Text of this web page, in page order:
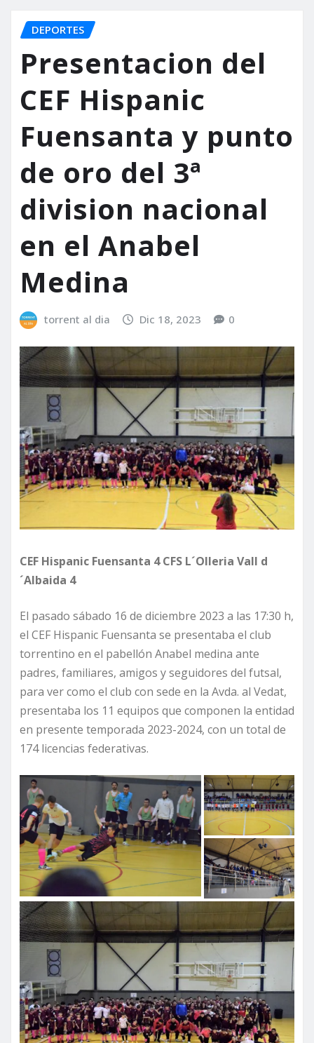
DEPORTES
Presentacion del
CEF Hispanic
Fuensanta y punto
de oro del 3ª
division nacional
en el Anabel
Medina
torrent al dia Dic 18, 2023 0
CEF Hispanic Fuensanta 4 CFS L´Olleria Vall d
´Albaida 4
El pasado sábado 16 de diciembre 2023 a las 17:30 h,
el CEF Hispanic Fuensanta se presentaba el club
torrentino en el pabellón Anabel medina ante
padres, familiares, amigos y seguidores del futsal,
para ver como el club con sede en la Avda. al Vedat,
presentaba los 11 equipos que componen la entidad
en presente temporada 2023-2024, con un total de
174 licencias federativas.